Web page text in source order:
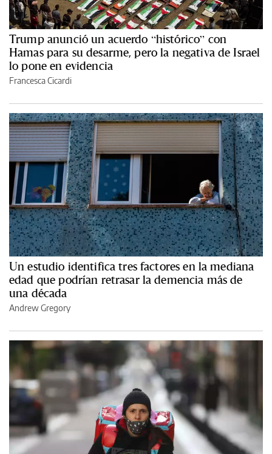
Trump anunció un acuerdo “histórico” con
Hamas para su desarme, pero la negativa de Israel
lo pone en evidencia
Francesca Cicardi
Un estudio identifica tres factores en la mediana
edad que podrían retrasar la demencia más de
una década
Andrew Gregory